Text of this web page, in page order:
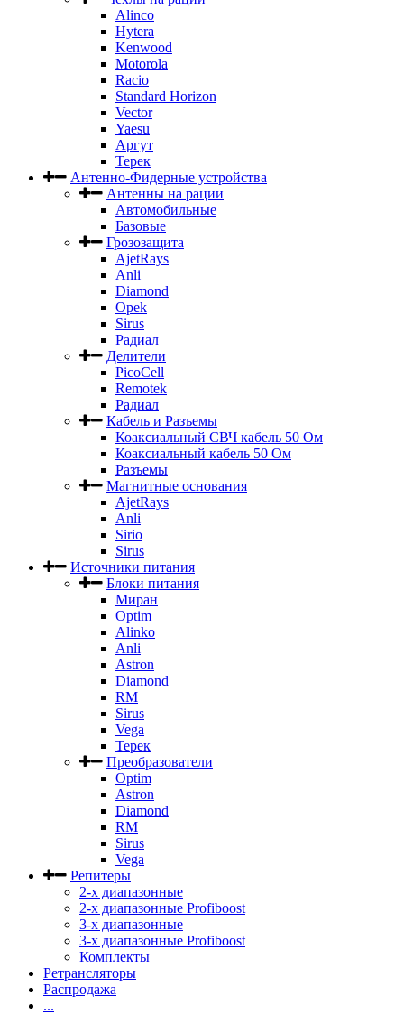
Alinco
Hytera
Kenwood
Motorola
Racio
Standard Horizon
Vector
Yaesu
Аргут
Терек
Антенно-Фидерные устройства
Антенны на рации
Автомобильные
Базовые
Грозозащита
AjetRays
Anli
Diamond
Opek
Sirus
Радиал
Делители
PicoCell
Remotek
Радиал
Кабель и Разъемы
Коаксиальный СВЧ кабель 50 Ом
Коаксиальный кабель 50 Ом
Разъемы
Магнитные основания
AjetRays
Anli
Sirio
Sirus
Источники питания
Блоки питания
Миран
Optim
Alinko
Anli
Astron
Diamond
RM
Sirus
Vega
Терек
Преобразователи
Optim
Astron
Diamond
RM
Sirus
Vega
Репитеры
2-х диапазонные
2-х диапазонные Profiboost
3-х диапазонные
3-х диапазонные Profiboost
Комплекты
Ретрансляторы
Распродажа
...